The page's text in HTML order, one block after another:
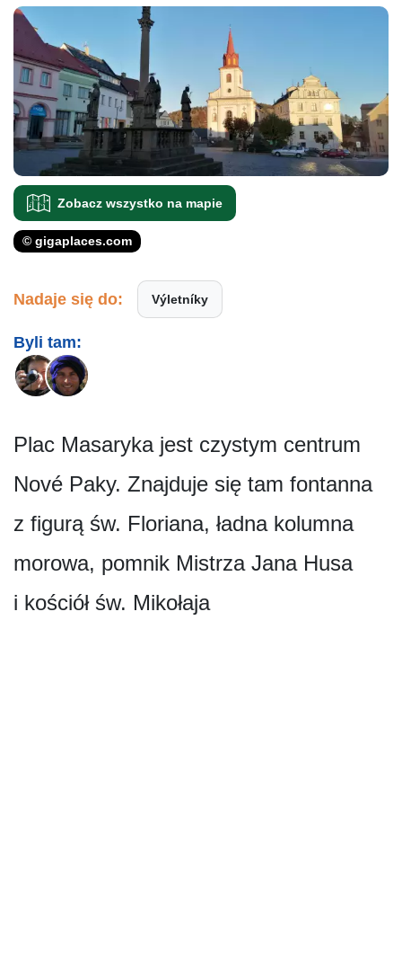
Zobacz wszystko na mapie
© gigaplaces.com
Nadaje się do: Výletníky
Byli tam:
Plac Masaryka jest czystym centrum
Nové Paky. Znajduje się tam fontanna
z figurą św. Floriana, ładna kolumna
morowa, pomnik Mistrza Jana Husa
i kościół św. Mikołaja